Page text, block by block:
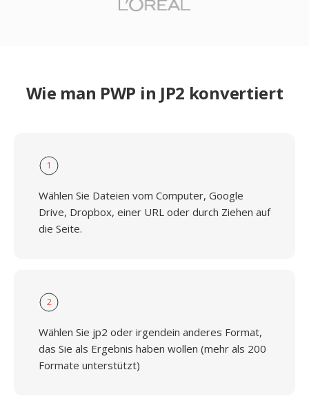
Wie man PWP in JP2 konvertiert
1
Wählen Sie Dateien vom Computer, Google
Drive, Dropbox, einer URL oder durch Ziehen auf
die Seite.
2
Wählen Sie jp2 oder irgendein anderes Format,
das Sie als Ergebnis haben wollen (mehr als 200
Formate unterstützt)